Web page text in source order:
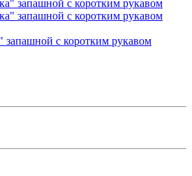
запашной с коротким рукавом